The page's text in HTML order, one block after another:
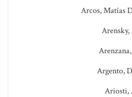
Arcos, Matías
Argento,
Ariosti,